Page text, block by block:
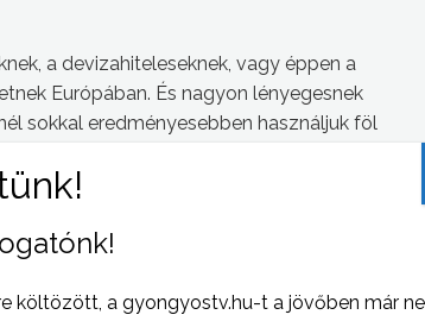
a devizahiteleseknek, vagy éppen a
Európában. És nagyon lényegesnek
sokkal eredményesebben használjuk föl
– fogalmazott Arató Gergely.
a kisebb településen élők
európai parlamentbe jutása kétséges
Ez a jelentés számukra azt jelenti, hogy
költözött, a gyongyostv.hu-t a jövőben már